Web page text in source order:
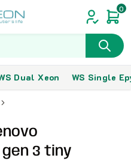
0
Dual Xeon WS Single
3 tiny